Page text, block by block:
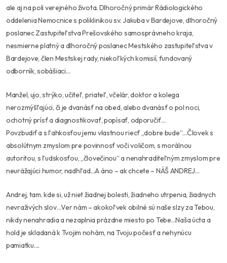
ale aj na poli verejného života. Dlhoročný primár Rádiologického
oddelenia Nemocnice s poliklinikou sv. Jakuba v Bardejove, dlhoročný
poslanec Zastupiteľstva Prešovského samosprávneho kraja,
nesmierne platný a dlhoročný poslanec Mestského zastupiteľstva v
Bardejove, člen Mestskej rady, niekoľkých komisií, fundovaný
odborník, sobášiaci…
Manžel, ujo, strýko, učiteľ, priateľ, včelár, doktor a kolega
nerozmýšľajúci, či je dvanásť na obed, alebo dvanásť o pol noci,
ochotný prísť a diagnostikovať, popísať, odporučiť…
Povzbudiť a s ľahkosťou jemu vlastnou riecť „dobre bude“…Človek s
absolútnym zmyslom pre povinnosť voči voličom, s morálnou
autoritou, s ľudskosťou, „človečinou“ a nenahraditeľným zmyslom pre
neurážajúci humor, nadhľad…A áno – ak chcete – NÁŠ ANDREJ…
Andrej, tam. kde si, už niet žiadnej bolesti, žiadneho utrpenia, žiadnych
nevraživých slov…Ver nám – akokoľvek obilné sú naše slzy za Tebou,
nikdy nenahradia a nezaplnia prázdne miesto po Tebe…Naša úcta a
hold je skladaná k Tvojim nohám, na Tvoju počesť a nehynúcu
pamiatku….